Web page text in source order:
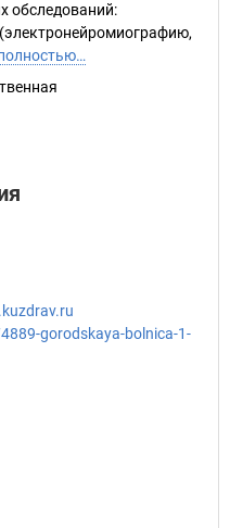
обследований:
gorodskaya-bolnica-1-